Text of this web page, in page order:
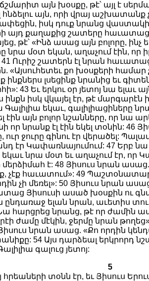
այն խօսքը, թէ՝ այլ է
հնձելու այն, որի վրայ աշխատանք
իսկ դուք նրանց վաստակի
այդ քաղաքից շատերը
թէ՝ «Ինձ ասաց այն բոլորը, ինչ
նրա մօտ եկան, աղաչում էին, որ
41 Ուրիշ շատերն էլ նրան
«Այսուհետեւ քո խօսքերի համար
ինքներս լսեցինք նրանից եւ
43 Եւ երկու օր յետոյ նա ելաւ
ինքն իսկ վկայել էր, թէ
եկաւ, գալիլիացիները
էին այն բոլոր նշանները, որ նա
նրանք էլ էին եկել տօնին: 46
ջուրը գինու էր վերածել:
էր Կափառնայումում: 47 Երբ
եկաւ նրա մօտ եւ աղաչում էր, որ
մերձիմահ է: 48 Յիսուս նրան
չէք հաւատում»: 49
չի մեռել»: 50 Յիսուս նրան
Յիսուսի ասած խօսքին ու
ընդառաջ ելան նրան, աւետիս
հարցրեց նրանց, թէ որ ժամին
ժամը մէկին, ջերմը նրան
նրան ասաց. «Քո որդին
54 Այս դարձեալ երկրորդ
գալուց յետոյ:
5
հրեաների տօնն էր, եւ Յիսուս